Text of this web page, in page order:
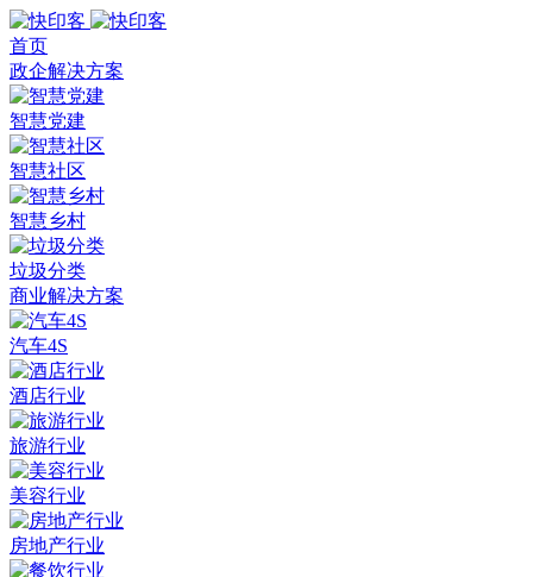
首页
政企解决方案
智慧党建
智慧社区
智慧乡村
垃圾分类
商业解决方案
汽车4S
酒店行业
旅游行业
美容行业
房地产行业